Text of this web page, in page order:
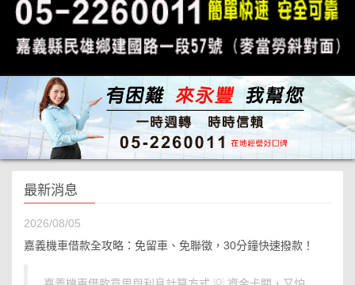
最新消息
2026/08/05
嘉義機車借款全攻略：免留車、免聯徵，30分鐘快速撥款！